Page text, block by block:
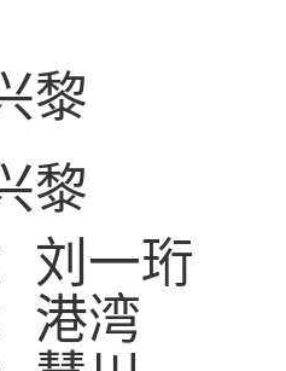
黎
黎
刘一珩
港湾